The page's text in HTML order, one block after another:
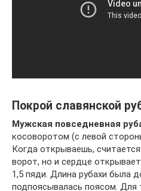
Покрой славянской
Мужская повседневная
косоворотом (с левой
Когда открываешь,
ворот, но и сердце
1,5 пяди. Длина рубахи была
подпоясывалась поясом. Для